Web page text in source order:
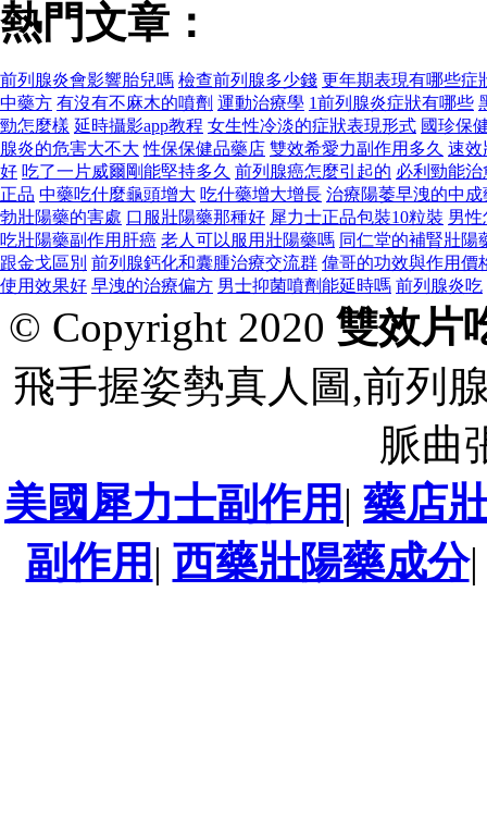
熱門文章：
前列腺炎會影響胎兒嗎 檢查前列腺多少錢 更年期表現有哪些症
中藥方 有沒有不麻木的噴劑 運動治療學 1前列腺炎症狀有哪些
勁怎麼樣 延時攝影app教程 女生性冷淡的症狀表現形式 國珍保
腺炎的危害大不大 性保保健品藥店 雙效希愛力副作用多久 速效
好 吃了一片威爾剛能堅持多久 前列腺癌怎麼引起的 必利勁能
正品 中藥吃什麼龜頭增大 吃什藥增大增長 治療陽萎早洩的中
勃壯陽藥的害處 口服壯陽藥那種好 犀力士正品包裝10粒裝 男性
吃壯陽藥副作用肝癌 老人可以服用壯陽藥嗎 同仁堂的補腎壯陽
跟金戈區別 前列腺鈣化和囊腫治療交流群 偉哥的功效與作用價
使用效果好 早洩的治療偏方 男士抑菌噴劑能延時嗎 前列腺炎吃
© Copyright 2020 雙效片
飛手握姿勢真人圖,前列
脈曲
美國犀力士副作用 | 藥店
副作用 | 西藥壯陽藥成分